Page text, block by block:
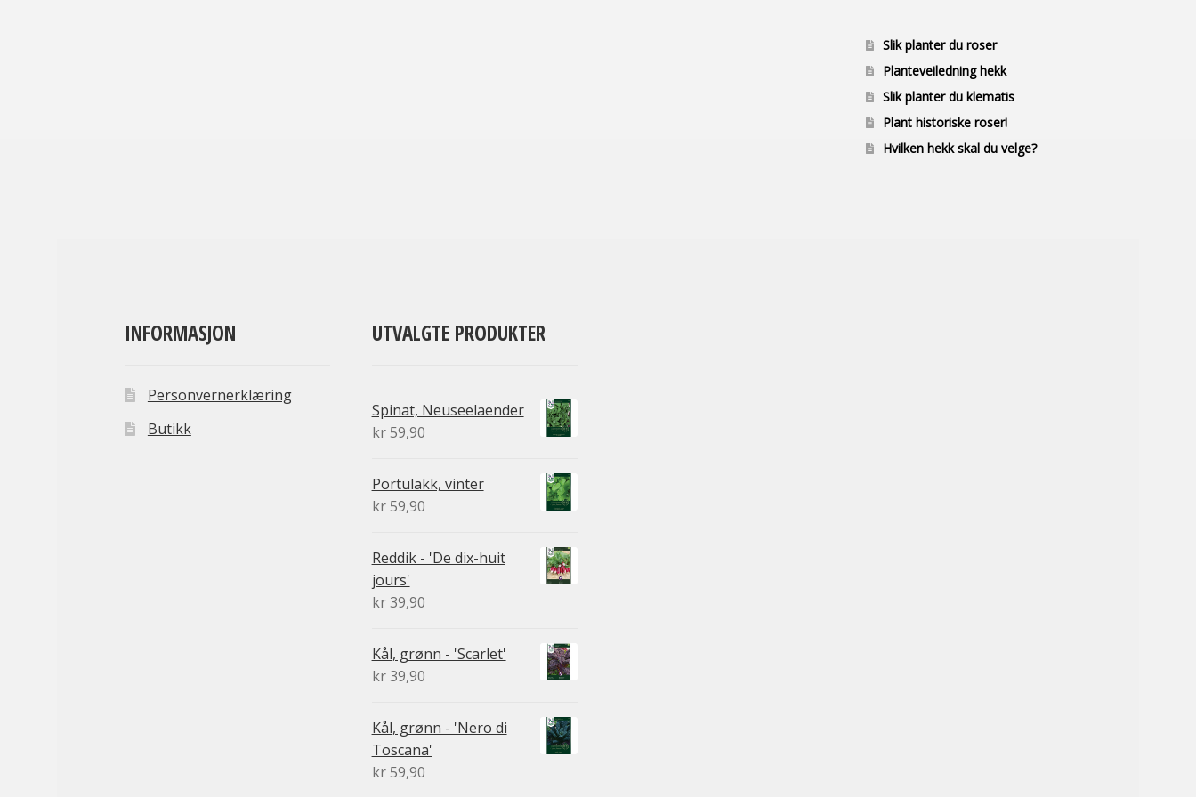
Slik planter du roser
Planteveiledning hekk
Slik planter du klematis
Plant historiske roser!
Hvilken hekk skal du velge?
INFORMASJON
Personvernerklæring
Butikk
UTVALGTE PRODUKTER
Spinat, Neuseelaender
kr59,90
Portulakk, vinter
kr59,90
Reddik - 'De dix-huit
jours'
kr39,90
Kål, grønn - 'Scarlet'
kr39,90
Kål, grønn - 'Nero di
Toscana'
kr59,90